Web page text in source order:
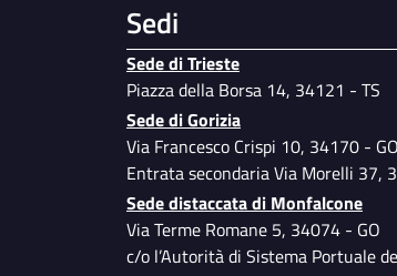
Sedi
Sede di Trieste
Piazza della Borsa 14, 34121 - TS
Sede di Gorizia
Via Francesco Crispi 10, 34170 - GO
Entrata secondaria Via Morelli 37,
Sede distaccata di Monfalcone
Via Terme Romane 5, 34074 - GO
c/o l’Autorità di Sistema Portuale